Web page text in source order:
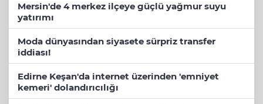
Mersin'de 4 merkez ilçeye güçlü yağmur suyu
yatırımı
Moda dünyasından siyasete sürpriz transfer
iddiası!
Edirne Keşan'da internet üzerinden 'emniyet
kemeri' dolandırıcılığı